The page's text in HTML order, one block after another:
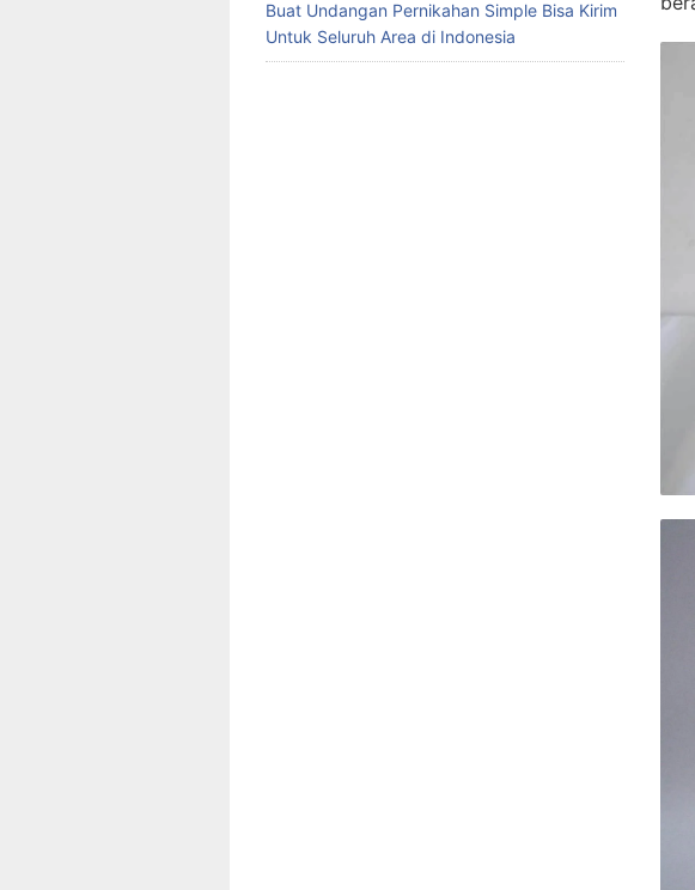
Buat Undangan Pernikahan Simple Bisa Kirim
Untuk Seluruh Area di Indonesia